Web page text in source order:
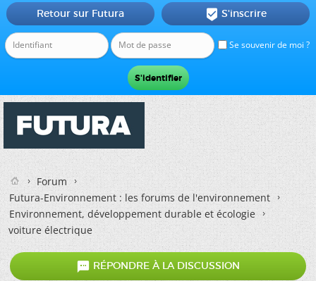
Se souvenir de moi ?
Retour sur Futura  S'inscrire
Forum
Futura-Environnement : les forums de l'environnement
Environnement, développement durable et écologie
voiture électrique
 RÉPONDRE À LA DISCUSSION